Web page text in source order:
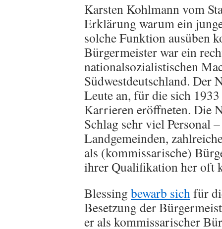
Karsten Kohlmann vom
Erklärung warum ein
solche Funktion ausüben
Bürgermeister war ein
nationalsozialistischen
Südwestdeutschland. Der
Leute an, für die sich
Karrieren eröffneten. Die
Schlag sehr viel Personal
Landgemeinden,
als (kommissarische)
ihrer Qualifikation her oft
Blessing bewarb sichfür
Besetzung der
er als kommissarischer